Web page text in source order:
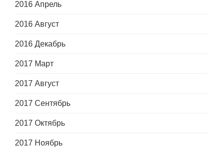
2016 Апрель
2016 Август
2016 Декабрь
2017 Март
2017 Август
2017 Сентябрь
2017 Октябрь
2017 Ноябрь